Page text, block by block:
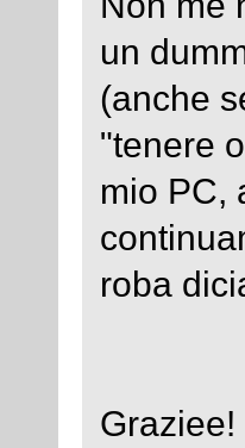
un
(anche
"tenere
mio PC,
roba
Graziee!